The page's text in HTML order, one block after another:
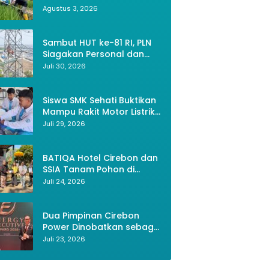
Lipat UV - Anti Hujan dan
UV Matahari
Rp 31.889
Bekasi, Petani Kini Bisa
Agustus 3, 2026
Sambut HUT ke-81 RI, PLN
Siagakan Personal dan
Optimalkan Keandalan
Juli 30, 2026
Siswa SMK Sehati Buktikan
Mampu Rakit Motor Listrik,
Wujud Kemerdekaan RI
Muda
Juli 29, 2026
BATIQA Hotel Cirebon dan
SSIA Tanam Pohon di
Keraton Kacirebonan,
Juli 24, 2026
Dua Pimpinan Cirebon
Power Dinobatkan sebagai
Tokoh Energi
Juli 23, 2026